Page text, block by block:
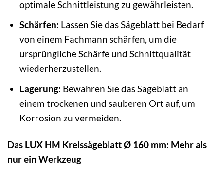
optimale Schnittleistung zu gewährleisten.
Schärfen: Lassen Sie das Sägeblatt bei Bedarf
von einem Fachmann schärfen, um die
ursprüngliche Schärfe und Schnittqualität
wiederherzustellen.
Lagerung: Bewahren Sie das Sägeblatt an
einem trockenen und sauberen Ort auf, um
Korrosion zu vermeiden.
Das LUX HM Kreissägeblatt Ø 160 mm: Mehr als
nur ein Werkzeug